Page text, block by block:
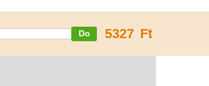
5327 Ft